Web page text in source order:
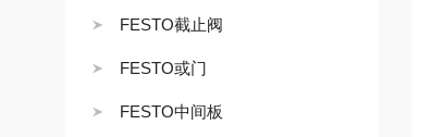
FESTO截止阀
FESTO或门
FESTO中间板